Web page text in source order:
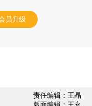
员升级
责任编辑：王晶